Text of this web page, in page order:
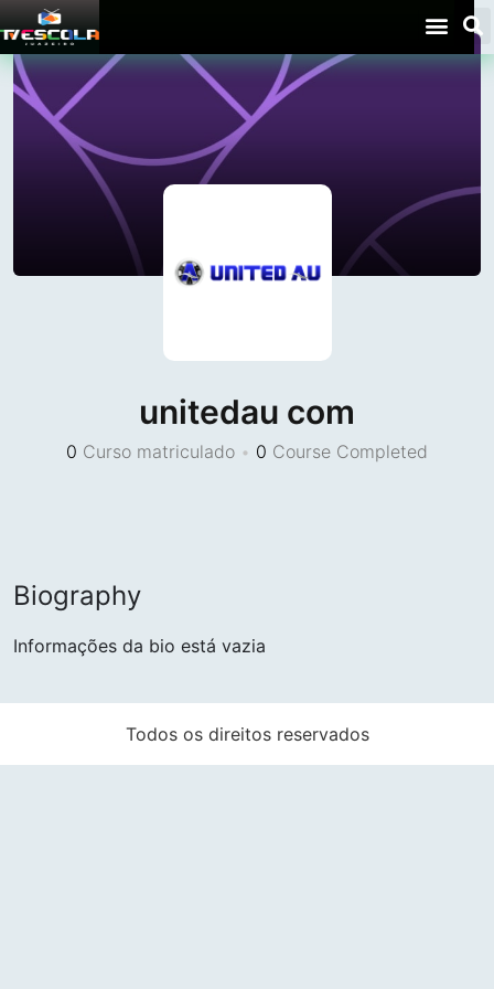
unitedau com
0 Curso matriculado • 0 Course Completed
Biography
Informações da bio está vazia
Todos os direitos reservados